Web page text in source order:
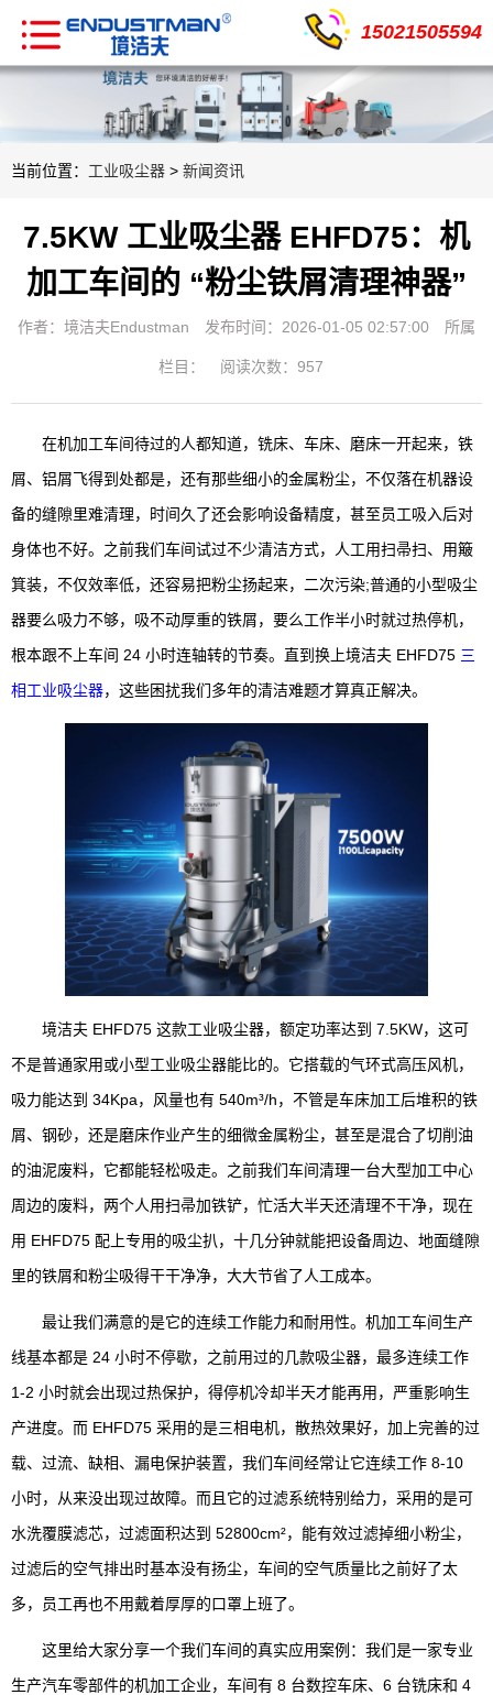
15021505594
当前位置： 工业吸尘器 > 新闻资讯
7.5KW 工业吸尘器 EHFD75：机
加工车间的 “粉尘铁屑清理神器”
作者：境洁夫Endustman 发布时间：2026-01-05 02:57:00 所属
栏目： 阅读次数：957
在机加工车间待过的人都知道，铣床、车床、磨床一开起来，铁
屑、铝屑飞得到处都是，还有那些细小的金属粉尘，不仅落在机器设
备的缝隙里难清理，时间久了还会影响设备精度，甚至员工吸入后对
身体也不好。之前我们车间试过不少清洁方式，人工用扫帚扫、用簸
箕装，不仅效率低，还容易把粉尘扬起来，二次污染;普通的小型吸尘
器要么吸力不够，吸不动厚重的铁屑，要么工作半小时就过热停机，
根本跟不上车间 24 小时连轴转的节奏。直到换上境洁夫 EHFD75 三
相工业吸尘器，这些困扰我们多年的清洁难题才算真正解决。
境洁夫 EHFD75 这款工业吸尘器，额定功率达到 7.5KW，这可
不是普通家用或小型工业吸尘器能比的。它搭载的气环式高压风机，
吸力能达到 34Kpa，风量也有 540m³/h，不管是车床加工后堆积的铁
屑、钢砂，还是磨床作业产生的细微金属粉尘，甚至是混合了切削油
的油泥废料，它都能轻松吸走。之前我们车间清理一台大型加工中心
周边的废料，两个人用扫帚加铁铲，忙活大半天还清理不干净，现在
用 EHFD75 配上专用的吸尘扒，十几分钟就能把设备周边、地面缝隙
里的铁屑和粉尘吸得干干净净，大大节省了人工成本。
最让我们满意的是它的连续工作能力和耐用性。机加工车间生产
线基本都是 24 小时不停歇，之前用过的几款吸尘器，最多连续工作
1-2 小时就会出现过热保护，得停机冷却半天才能再用，严重影响生
产进度。而 EHFD75 采用的是三相电机，散热效果好，加上完善的过
载、过流、缺相、漏电保护装置，我们车间经常让它连续工作 8-10
小时，从来没出现过故障。而且它的过滤系统特别给力，采用的是可
水洗覆膜滤芯，过滤面积达到 52800cm²，能有效过滤掉细小粉尘，
过滤后的空气排出时基本没有扬尘，车间的空气质量比之前好了太
多，员工再也不用戴着厚厚的口罩上班了。
这里给大家分享一个我们车间的真实应用案例：我们是一家专业
生产汽车零部件的机加工企业，车间有 8 台数控车床、6 台铣床和 4